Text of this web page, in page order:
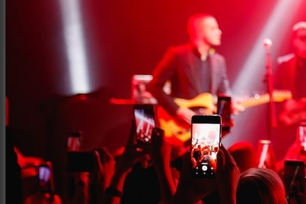
Интерьер и архитектура
Фотосессии и каталоги
Репортажи и корпоративы